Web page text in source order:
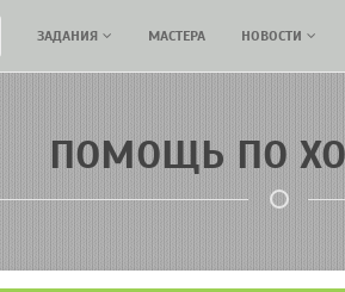
ЗАДАНИЯ МАСТЕРА НОВОСТИ
ПОМОЩЬ ПО